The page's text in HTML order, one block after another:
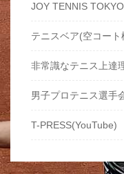
JOY TENNIS
テニスベア(空コート
非常識なテニス上達
男子プロテニス選手
T-PRESS(YouTube)